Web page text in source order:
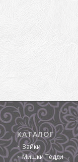
КАТАЛОГ
Зайки
Мишки Тедди